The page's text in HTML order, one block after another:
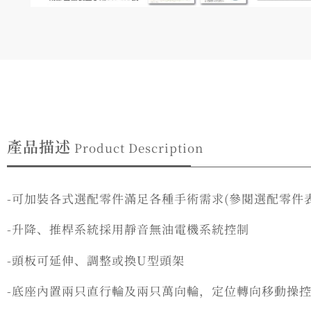
產品描述 Product Description
-可加裝各式選配零件滿足各種手術需求(參閱選配零件
-升降、推桿系統採用靜音無油電機系統控制
-頭板可延伸、調整或換U型頭架
-底座內置兩只直行輪及兩只萬向輪，定位轉向移動操